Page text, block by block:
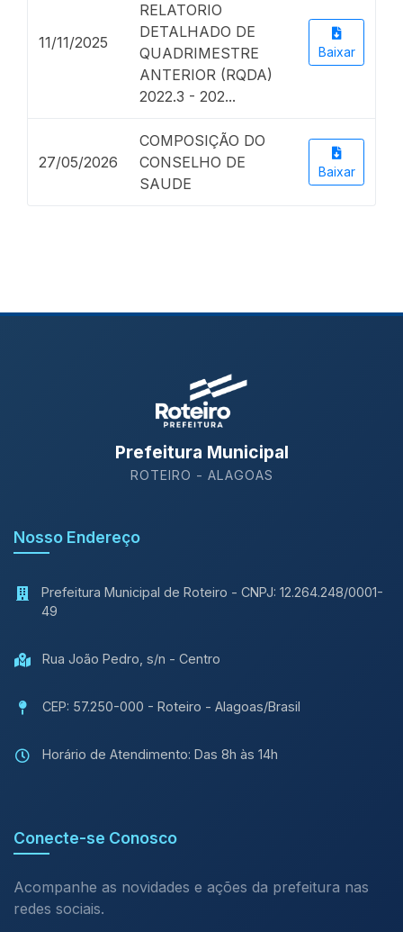
11/11/2025
RELATORIO
DETALHADO DE
QUADRIMESTRE
ANTERIOR (RQDA)
2022.3 - 202...
Baixar
27/05/2026
COMPOSIÇÃO DO
CONSELHO DE
SAUDE
Baixar
Prefeitura Municipal
ROTEIRO - ALAGOAS
Nosso Endereço
Prefeitura Municipal de Roteiro - CNPJ: 12.264.248/0001-
49
Rua João Pedro, s/n - Centro
CEP: 57.250-000 - Roteiro - Alagoas/Brasil
Horário de Atendimento: Das 8h às 14h
Conecte-se Conosco
Acompanhe as novidades e ações da prefeitura nas
redes sociais.